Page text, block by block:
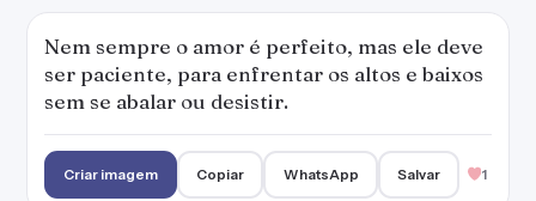
Nem sempre o amor é perfeito, mas ele deve
ser paciente, para enfrentar os altos e baixos
sem se abalar ou desistir.
Criar imagem Copiar WhatsApp Salvar 1